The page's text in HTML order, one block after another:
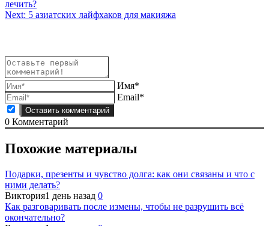
по
лечить?
Next: 5 азиатских лайфхаков для макияжа
Имя*
Email*
0 Комментарий
Похожие материалы
Подарки, презенты и чувство долга: как они связаны и что с
ними делать?
Виктория1 день назад 0
Как разговаривать после измены, чтобы не разрушить всё
окончательно?